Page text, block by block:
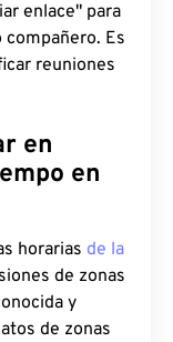
enlace" para
Es
reuniones
en
en
horarias de la
de zonas
y
de zonas